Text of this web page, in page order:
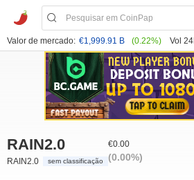
Valor de mercado: €1,999.91 B (0.22%) Vol
RAIN2.0
RAIN2.0 sem classificação
€0.00
(0.00%)